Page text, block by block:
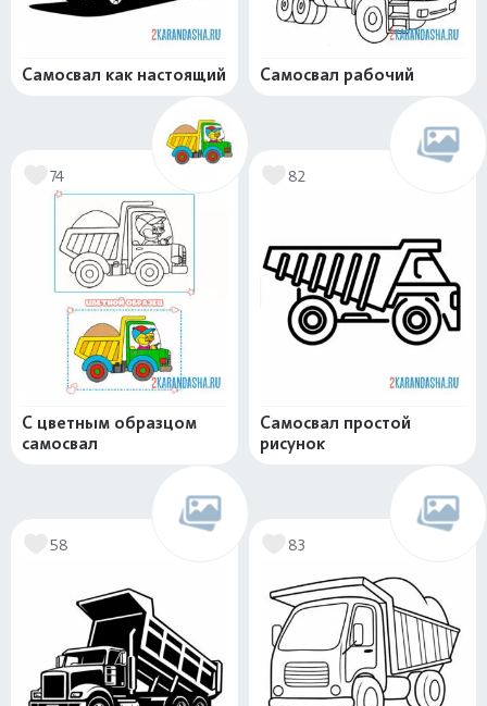
Самосвал как настоящий Самосвал рабочий
74
С цветным образцом
самосвал
82
Самосвал простой
рисунок
58 83